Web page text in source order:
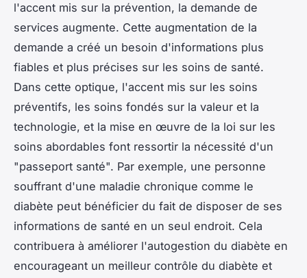
l'accent mis sur la prévention, la demande de
services augmente. Cette augmentation de la
demande a créé un besoin d'informations plus
fiables et plus précises sur les soins de santé.
Dans cette optique, l'accent mis sur les soins
préventifs, les soins fondés sur la valeur et la
technologie, et la mise en œuvre de la loi sur les
soins abordables font ressortir la nécessité d'un
"passeport santé". Par exemple, une personne
souffrant d'une maladie chronique comme le
diabète peut bénéficier du fait de disposer de ses
informations de santé en un seul endroit. Cela
contribuera à améliorer l'autogestion du diabète en
encourageant un meilleur contrôle du diabète et